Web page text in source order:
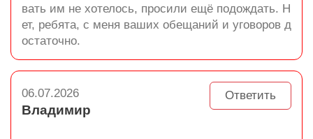
вать им не хотелось, просили ещё подождать. Н
ет, ребята, с меня ваших обещаний и уговоров д
остаточно.
Ответить
06.07.2026
Владимир